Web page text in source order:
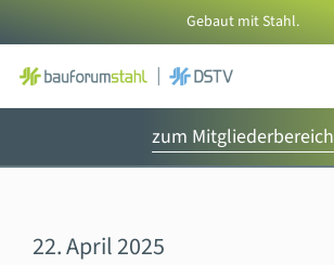
Inhalt
springen
Gebaut mit Stahl.
zum Mitgliederbereich
22. April 2025